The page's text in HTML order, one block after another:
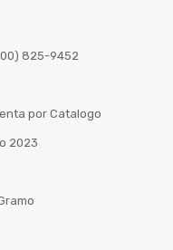
825-9452
por Catalogo
2023